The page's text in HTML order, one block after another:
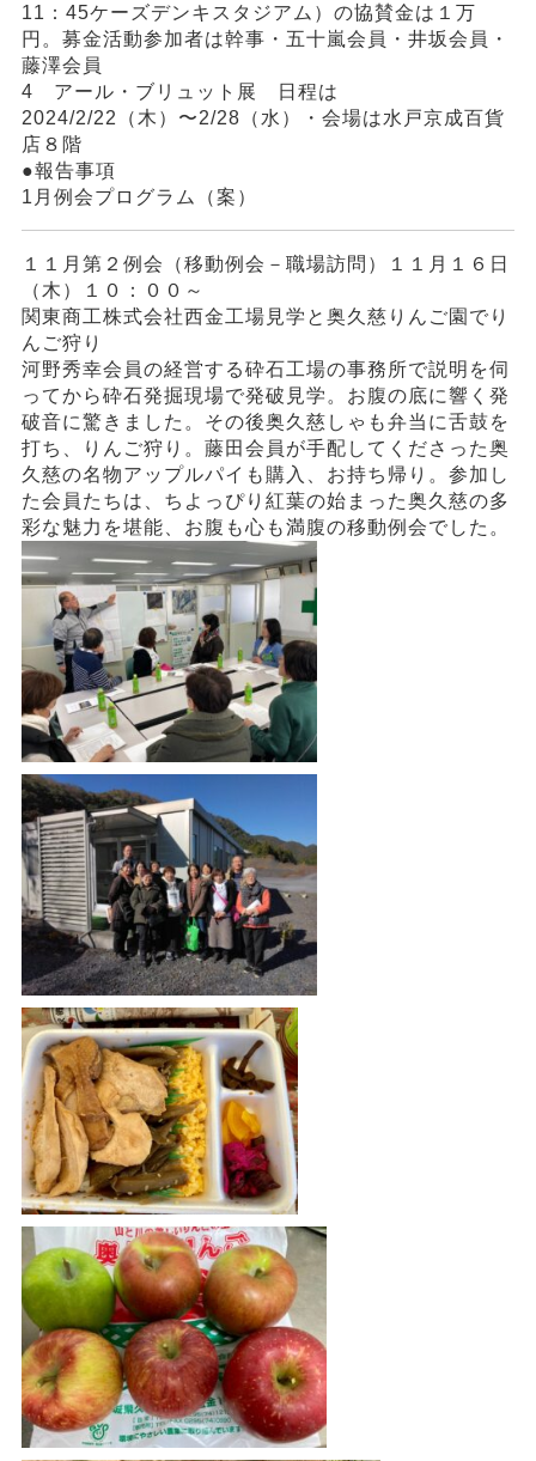
11：45ケーズデンキスタジアム）の協賛金は１万
円。募金活動参加者は幹事・五十嵐会員・井坂会員・
藤澤会員
4 アール・ブリュット展 日程は
2024/2/22（木）〜2/28（水）・会場は水戸京成百貨
店８階
●報告事項
1月例会プログラム（案）
１１月第２例会（移動例会－職場訪問）１１月１６日
（木）１０：００～
関東商工株式会社西金工場見学と奥久慈りんご園でり
んご狩り
河野秀幸会員の経営する砕石工場の事務所で説明を伺
ってから砕石発掘現場で発破見学。お腹の底に響く発
破音に驚きました。その後奥久慈しゃも弁当に舌鼓を
打ち、りんご狩り。藤田会員が手配してくださった奥
久慈の名物アップルパイも購入、お持ち帰り。参加し
た会員たちは、ちよっぴり紅葉の始まった奥久慈の多
彩な魅力を堪能、お腹も心も満腹の移動例会でした。